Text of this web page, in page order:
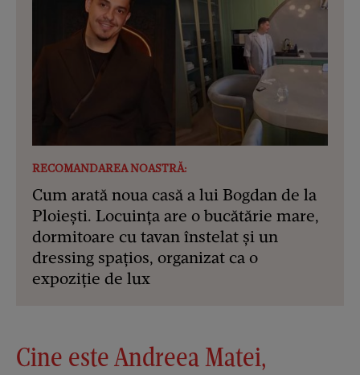
RECOMANDAREA NOASTRĂ:
Cum arată noua casă a lui Bogdan de la
Ploiești. Locuința are o bucătărie mare,
dormitoare cu tavan înstelat și un
dressing spațios, organizat ca o
expoziție de lux
Cine este Andreea Matei,